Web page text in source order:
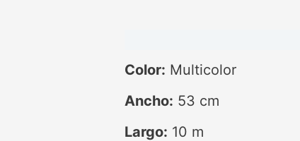
Color: Multicolor
Ancho: 53 cm
Largo: 10 m